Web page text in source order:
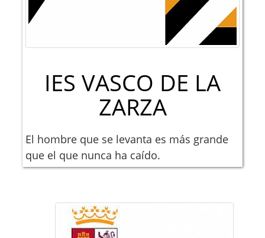
IES VASCO DE LA
ZARZA
El hombre que se levanta es más grande
que el que nunca ha caído.